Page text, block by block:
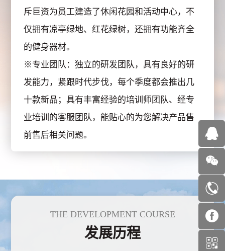
斥巨资为员工建造了休闲花园和活动中心，不
仅拥有凉亭绿地、红花绿树，还拥有功能齐全
的健身器材。
※专业团队：独立的研发团队，具有良好的研
发能力，紧跟时代步伐，每个季度都会推出几
十款新品；具有丰富经验的培训师团队、经专
业培训的客服团队，能贴心的为您解决产品售
前售后相关问题。
THE DEVELOPMENT COURSE
发展历程